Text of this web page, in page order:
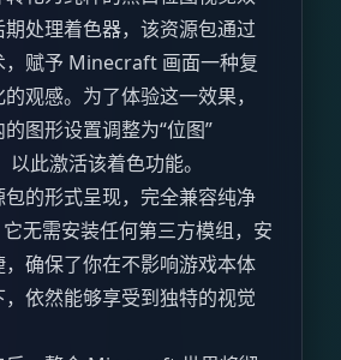
处理着色器，该资源包通过
，赋予 Minecraft 画面一种复
观感。为了体验这一效果，
图形设置调整为“位图”
此激活该着色功能。
的形式呈现，完全兼容纯净
无需安装任何第三方模组，安
确保了你在不影响游戏本体
依然能够享受到独特的视觉